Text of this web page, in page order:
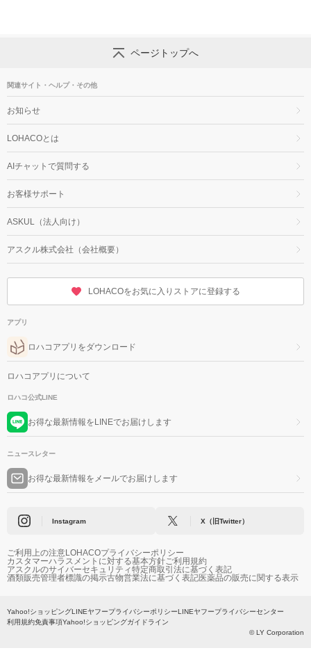
ページトップへ
関連サイト・ヘルプ・その他
お知らせ
LOHACOとは
AIチャットで質問する
お客様サポート
ASKUL（法人向け）
アスクル株式会社（会社概要）
LOHACOをお気に入りストアに登録する
アプリ
ロハコアプリをダウンロード
ロハコアプリについて
ロハコ公式LINE
お得な最新情報をLINEでお届けします
ニュースレター
お得な最新情報をメールでお届けします
Instagram X（旧Twitter）
ご利用上の注意LOHACOプライバシーポリシー
カスタマーハラスメントに対する基本方針ご利用規約
アスクルのサイバーセキュリティ特定商取引法に基づく表記
酒類販売管理者標識の掲示古物営業法に基づく表記医薬品の販売に関する表示
Yahoo!ショッピングLINEヤフープライバシーポリシーLINEヤフープライバシーセンター
利用規約免責事項Yahoo!ショッピングガイドライン
© LY Corporation